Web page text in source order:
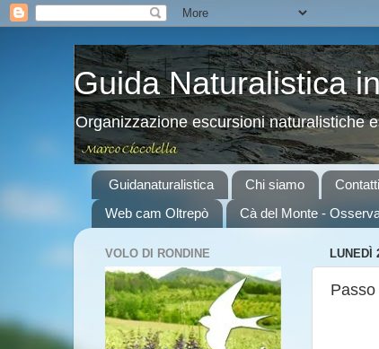
Guida Naturalistica
Organizzazione escursioni naturalistiche
Guidanaturalistica Chi siamo Contatti
Web cam Oltrepò
Cà del Monte -
LUNEDÌ
VOLO DI RONDINE